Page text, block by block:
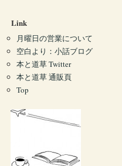
Link
月曜日の営業について
空白より：小話ブログ
本と道草 Twitter
本と道草 通販頁
Top